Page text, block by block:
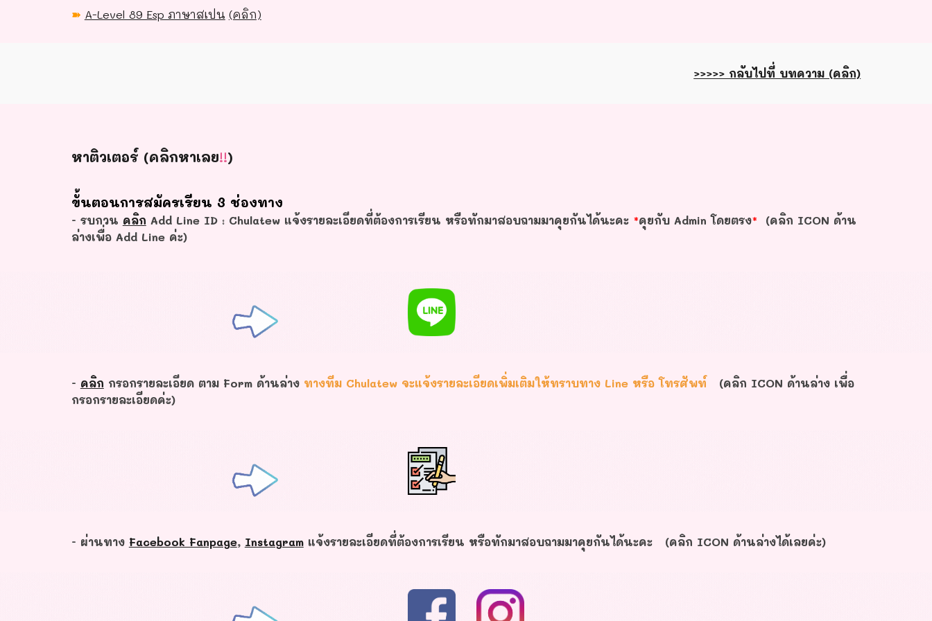
➽ A-Level 89 Esp ภาษาสเปน (คลิก)
>>>>> กลับไปที่ บทความ (คลิก)
หาติวเตอร์ (คลิกหาเลย!!)
ขั้นตอนการสมัครเรียน 3 ช่องทาง
- รบกวน คลิก Add Line ID : Chulatew แจ้งรายละเอียดที่ต้องการเรียน หรือทักมาสอบถามมาคุยกันได้นะคะ *คุยกับ Admin โดยตรง* (คลิก ICON ด้าน
ล่างเพื่อ Add Line ค่ะ)
- คลิก กรอกรายละเอียด ตาม Form ด้านล่าง ทางทีม Chulatew จะแจ้งรายละเอียดเพิ่มเติมให้ทราบทาง Line หรือ โทรศัพท์
(คลิก ICON ด้านล่าง เพื่อ
กรอกรายละเอียดค่ะ)
- ผ่านทาง Facebook Fanpage, Instagramแจ้งรายละเอียดที่ต้องการเรียน หรือทักมาสอบถามมาคุยกันได้นะคะ (คลิก ICON ด้านล่างได้เลยค่ะ)